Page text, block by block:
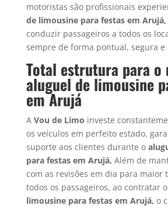
motoristas são profissionais
de limousine para festas em Arujá,
conduzir passageiros a todos os
sempre de forma pontual, segura e
Total estrutura para o
aluguel de limousine
em Arujá
A Vou de Limo investe
os veículos em perfeito estado,
suporte aos clientes durante o
para festas em Arujá. Além de
com as revisões em dia para maior
todos os passageiros, ao contratar o
limousine para festas em Arujá, o